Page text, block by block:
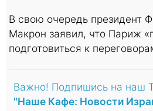
В свою очередь президент
Макрон заявил, что Париж
подготовиться к
Важно! Подпишись на наш
"Наше Кафе: Новости